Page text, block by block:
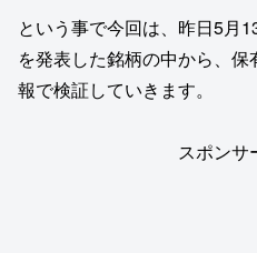
という事で今回は、昨日5月
を発表した銘柄の中から、
報で検証していきます。
スポンサ